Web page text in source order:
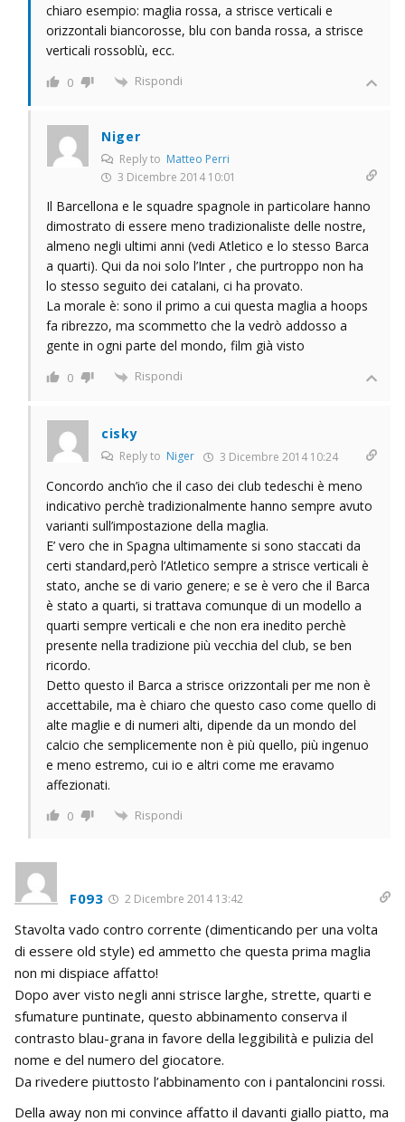
chiaro esempio: maglia rossa, a strisce verticali e
orizzontali biancorosse, blu con banda rossa, a strisce
verticali rossoblù, ecc.
0 Rispondi
Niger
Reply to Matteo Perri
3 Dicembre 2014 10:01
Il Barcellona e le squadre spagnole in particolare hanno
dimostrato di essere meno tradizionaliste delle nostre,
almeno negli ultimi anni (vedi Atletico e lo stesso Barca
a quarti). Qui da noi solo l’Inter , che purtroppo non ha
lo stesso seguito dei catalani, ci ha provato.
La morale è: sono il primo a cui questa maglia a hoops
fa ribrezzo, ma scommetto che la vedrò addosso a
gente in ogni parte del mondo, film già visto
0 Rispondi
cisky
Reply to Niger 3 Dicembre 2014 10:24
Concordo anch’io che il caso dei club tedeschi è meno
indicativo perchè tradizionalmente hanno sempre avuto
varianti sull’impostazione della maglia.
E’ vero che in Spagna ultimamente si sono staccati da
certi standard,però l’Atletico sempre a strisce verticali è
stato, anche se di vario genere; e se è vero che il Barca
è stato a quarti, si trattava comunque di un modello a
quarti sempre verticali e che non era inedito perchè
presente nella tradizione più vecchia del club, se ben
ricordo.
Detto questo il Barca a strisce orizzontali per me non è
accettabile, ma è chiaro che questo caso come quello di
alte maglie e di numeri alti, dipende da un mondo del
calcio che semplicemente non è più quello, più ingenuo
e meno estremo, cui io e altri come me eravamo
affezionati.
0 Rispondi
F093 2 Dicembre 2014 13:42
Stavolta vado contro corrente (dimenticando per una volta
di essere old style) ed ammetto che questa prima maglia
non mi dispiace affatto!
Dopo aver visto negli anni strisce larghe, strette, quarti e
sfumature puntinate, questo abbinamento conserva il
contrasto blau-grana in favore della leggibilità e pulizia del
nome e del numero del giocatore.
Da rivedere piuttosto l’abbinamento con i pantaloncini rossi.
Della away non mi convince affatto il davanti giallo piatto, ma